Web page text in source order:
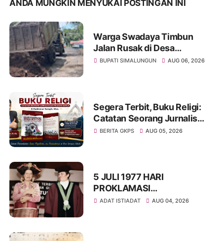
ANDA MUNGKIN MENYUKAI POSTINGAN INI
Warga Swadaya Timbun
Jalan Rusak di Desa
Sibangun Mariah, Harapkan
BUPATI SIMALUNGUN AUG 06, 2026
Segera Terbit, Buku Religi:
Catatan Seorang Jurnalis
dan Pelayan Gereja : St
BERITA GKPS AUG 05, 2026
5 JULI 1977 HARI
PROKLAMASI
KEMERDEKAAN BAHASA
ADAT ISTIADAT AUG 04, 2026